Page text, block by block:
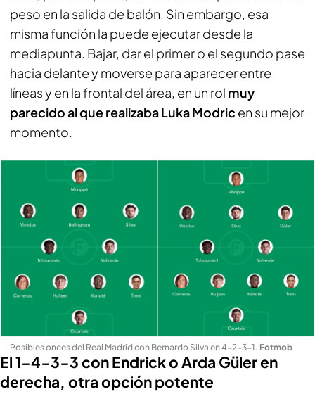
peso en la salida de balón. Sin embargo, esa
misma función la puede ejecutar desde la
mediapunta. Bajar, dar el primer o el segundo pase
hacia delante y moverse para aparecer entre
líneas y en la frontal del área, en un rol muy
parecido al que realizaba Luka Modric en su mejor
momento.
Posibles onces del Real Madrid con Bernardo Silva en 4-2-3-1. Fotmob
El 1-4-3-3 con Endrick o Arda Güler en
derecha, otra opción potente